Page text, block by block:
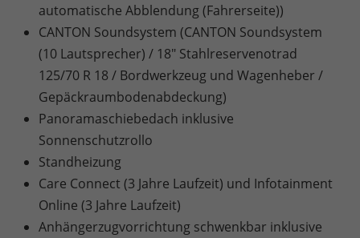
automatische Abblendung (Fahrerseite))
CANTON Soundsystem (CANTON Soundsystem
(10 Lautsprecher) / 18" Stahlreservenotrad
125/70 R 18 / Bordwerkzeug und Wagenheber /
Gepäckraumbodenabdeckung)
Panoramaschiebedach inklusive
Sonnenschutzrollo
Standheizung
Care Connect (3 Jahre Laufzeit) und Infotainment
Online (3 Jahre Laufzeit)
Anhängerzugvorrichtung schwenkbar inklusive